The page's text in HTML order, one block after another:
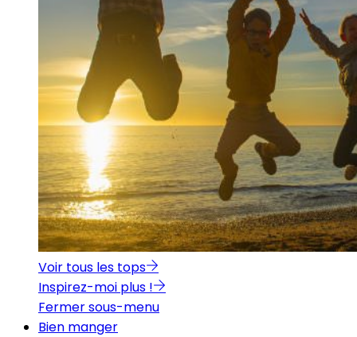
Voir tous les tops
Inspirez-moi plus !
Fermer sous-menu
Bien manger